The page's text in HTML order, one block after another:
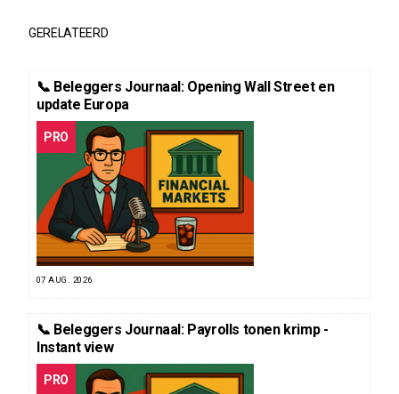
GERELATEERD
📞 Beleggers Journaal: Opening Wall Street en
update Europa
PRO
07 AUG. 2026
📞 Beleggers Journaal: Payrolls tonen krimp -
Instant view
PRO